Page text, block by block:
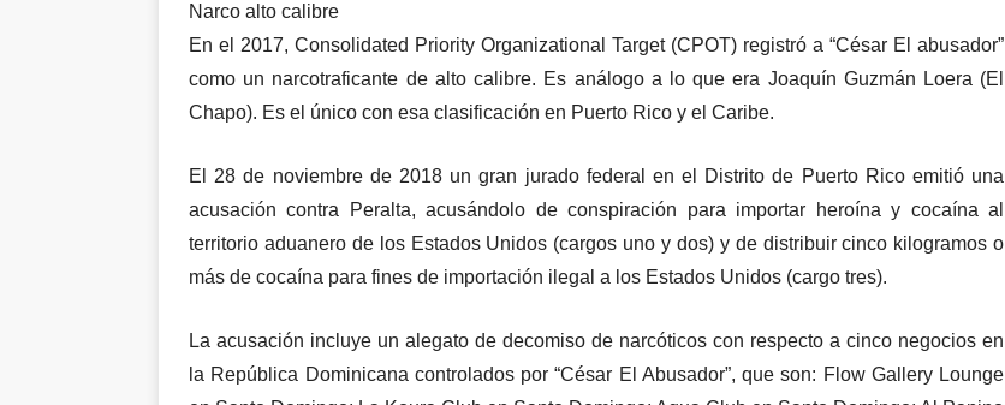
Narco alto calibre
En el 2017, Consolidated Priority Organizational Target (CPOT) registró a “César El abusador”
como un narcotraficante de alto calibre. Es análogo a lo que era Joaquín Guzmán Loera (El
Chapo). Es el único con esa clasificación en Puerto Rico y el Caribe.
El 28 de noviembre de 2018 un gran jurado federal en el Distrito de Puerto Rico emitió una
acusación contra Peralta, acusándolo de conspiración para importar heroína y cocaína al
territorio aduanero de los Estados Unidos (cargos uno y dos) y de distribuir cinco kilogramos o
más de cocaína para fines de importación ilegal a los Estados Unidos (cargo tres).
La acusación incluye un alegato de decomiso de narcóticos con respecto a cinco negocios en
la República Dominicana controlados por “César El Abusador”, que son: Flow Gallery Lounge